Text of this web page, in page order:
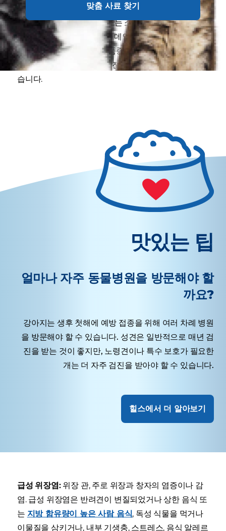
맞춤 사료 찾기
인으로는 반려견 사료가 아닌 것을 섭취하는 것부터, 음
식 알레르기/과민증, 감염 또는 소화 효소 부족까지 아
우를 수 있습니다. 그레이트 데인, 셰퍼드, 골든 리트리
버, 콜리 등의 일부 반려견 품종은 특정 소화기 문제에
더 취약합니다. 일반적으로 진단되는 질환은 다음과 같
습니다.
맛있는 팁
얼마나 자주 동물병원을 방문해야 할
까요?
강아지는 생후 첫해에 예방 접종을 위해 여러 차례 병원
을 방문해야 할 수 있습니다. 성견은 일반적으로 매년 검
진을 받는 것이 좋지만, 노령견이나 특수 보호가 필요한
개는 더 자주 검진을 받아야 할 수 있습니다.
힐스에서 더 알아보기
급성 위장염:위장 관, 주로 위장과 창자의 염증이나 감
염. 급성 위장염은 반려견이 변질되었거나 상한 음식 또
는 지방 함유량이 높은 사람 음식, 독성 식물을 먹거나
이물질을 삼키거나, 내부 기생충, 스트레스, 음식 알레르